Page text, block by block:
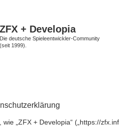
ZFX + Developia
Die deutsche Spieleentwickler-Community
(seit 1999).
„ZFX + Developia“ („https://